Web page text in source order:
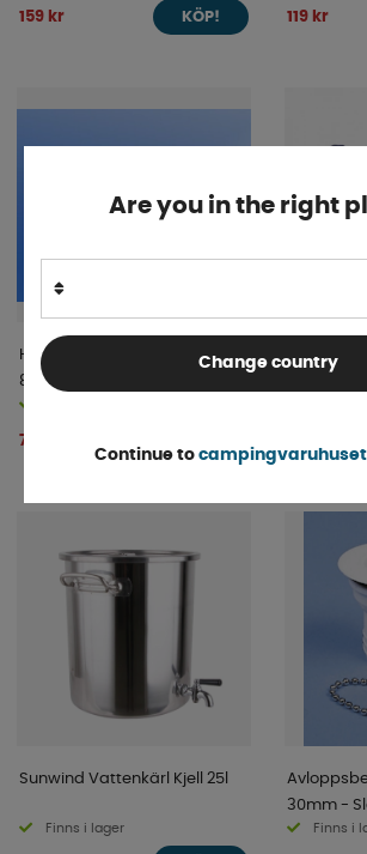
159 kr KÖP! 119 kr
Hörnhandfat Höger
840x375x150mm
789 kr
UniQuick
Sunwind Vattenkärl Kjell 25l
Finns i lager
30mm -
Finns i
Are you in the right
Change country
Continue to